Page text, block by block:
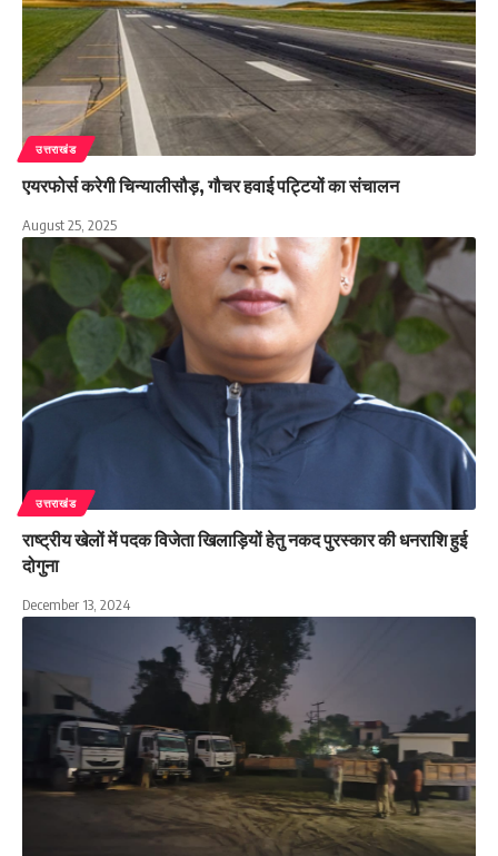
उत्तराखंड
एयरफोर्स करेगी चिन्यालीसौड़, गौचर हवाई पट्टियों का संचालन
August 25, 2025
उत्तराखंड
राष्ट्रीय खेलों में पदक विजेता खिलाड़ियों हेतु नकद पुरस्कार की धनराशि हुई
दोगुना
December 13, 2024